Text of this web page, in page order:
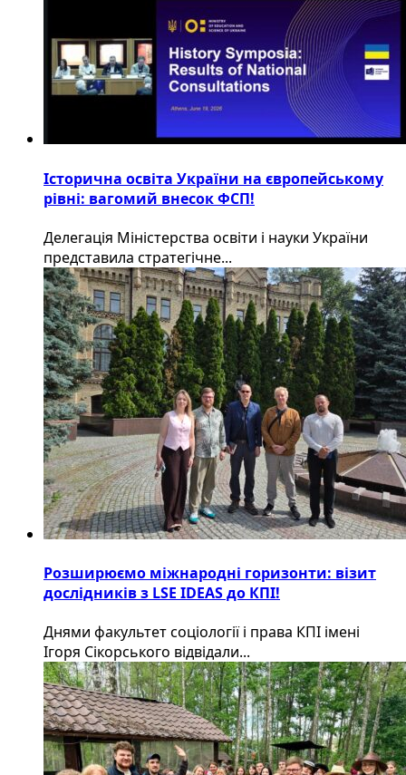
Історична освіта України на європейському
рівні: вагомий внесок ФСП!
Делегація Міністерства освіти і науки України
представила стратегічне...
Розширюємо міжнародні горизонти: візит
дослідників з LSE IDEAS до КПІ!
Днями факультет соціології і права КПІ імені
Ігоря Сікорського відвідали...